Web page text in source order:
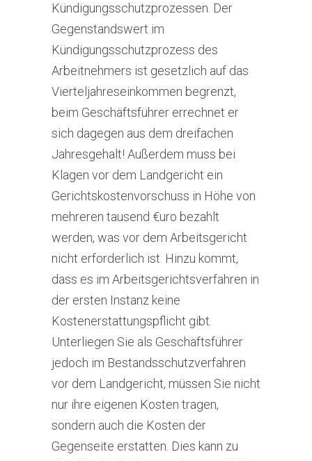
Kündigungsschutzprozessen. Der
Gegenstandswert im
Kündigungsschutzprozess des
Arbeitnehmers ist gesetzlich auf das
Vierteljahreseinkommen begrenzt,
beim Geschäftsführer errechnet er
sich dagegen aus dem dreifachen
Jahresgehalt! Außerdem muss bei
Klagen vor dem Landgericht ein
Gerichtskostenvorschuss in Höhe von
mehreren tausend €uro bezahlt
werden, was vor dem Arbeitsgericht
nicht erforderlich ist. Hinzu kommt,
dass es im Arbeitsgerichtsverfahren in
der ersten Instanz keine
Kostenerstattungspflicht gibt.
Unterliegen Sie als Geschäftsführer
jedoch im Bestandsschutzverfahren
vor dem Landgericht, müssen Sie nicht
nur ihre eigenen Kosten tragen,
sondern auch die Kosten der
Gegenseite erstatten. Dies kann zu